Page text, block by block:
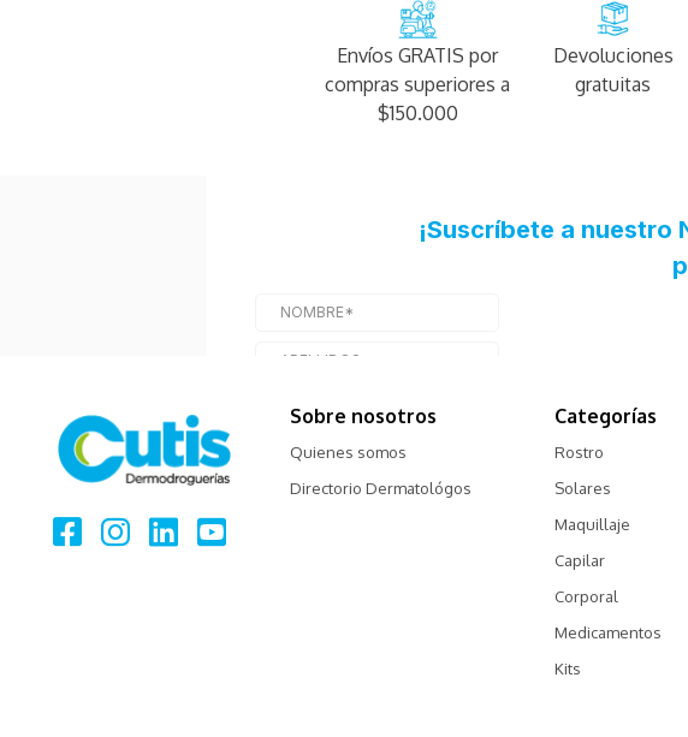
Envíos GRATIS por
compras superiores a
$150.000
Devoluciones
gratuitas
Sobre nosotros
Quienes somos
Directorio Dermatológos
Categorías
Rostro
Solares
Maquillaje
Capilar
Corporal
Medicamentos
Kits